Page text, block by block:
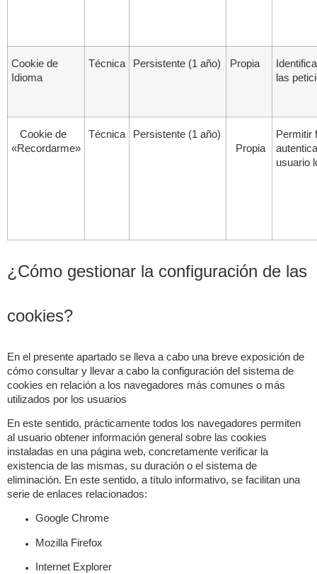
Cookie de
Idioma
Técnica Persistente (1 año) Propia
las
Cookie de
«Recordarme»
Técnica
Persistente (1 año)
Propia
Permitir
usuario
¿Cómo gestionar la configuración de las
cookies?
En el presente apartado se lleva a cabo una breve exposición de
cómo consultar y llevar a cabo la configuración del sistema de
cookies en relación a los navegadores más comunes o más
utilizados por los usuarios
En este sentido, prácticamente todos los navegadores permiten
al usuario obtener información general sobre las cookies
instaladas en una página web, concretamente verificar la
existencia de las mismas, su duración o el sistema de
eliminación. En este sentido, a título informativo, se facilitan una
serie de enlaces relacionados:
Google Chrome
Mozilla Firefox
Internet Explorer